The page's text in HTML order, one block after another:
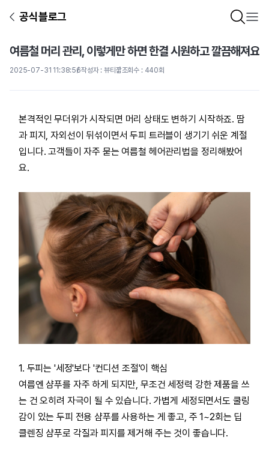
공식블로그
여름철 머리 관리, 이렇게만 하면 한결 시원하고 깔끔해져요
2025-07-31 11:38:56작성자 : 뷰티잡조회수 : 440회
본격적인 무더위가 시작되면 머리 상태도 변하기 시작하죠. 땀
과 피지, 자외선이 뒤섞이면서 두피 트러블이 생기기 쉬운 계절
입니다. 고객들이 자주 묻는 여름철 헤어관리법을 정리해봤어
요.
1. 두피는 '세정'보다 '컨디션 조절'이 핵심
여름엔 샴푸를 자주 하게 되지만, 무조건 세정력 강한 제품을 쓰
는 건 오히려 자극이 될 수 있습니다. 가볍게 세정되면서도 쿨링
감이 있는 두피 전용 샴푸를 사용하는 게 좋고, 주 1~2회는 딥
클렌징 샴푸로 각질과 피지를 제거해 주는 것이 좋습니다.